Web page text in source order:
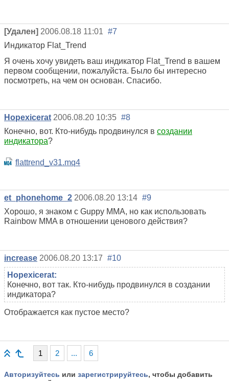
[Удален] 2006.08.18 11:01 #7
Индикатор Flat_Trend
Я очень хочу увидеть ваш индикатор Flat_Trend в вашем
первом сообщении, пожалуйста. Было бы интересно
посмотреть, на чем он основан. Спасибо.
Hopexicerat 2006.08.20 10:35 #8
Конечно, вот. Кто-нибудь продвинулся в создании
индикатора?
flattrend_v31.mq4
et_phonehome_2 2006.08.20 13:14 #9
Хорошо, я знаком с Guppy MMA, но как использовать
Rainbow MMA в отношении ценового действия?
increase 2006.08.20 13:17 #10
Hopexicerat:
Конечно, вот так. Кто-нибудь продвинулся в создании
индикатора?
Отображается как пустое место?
1 2 ... 6
Авторизуйтесь или зарегистрируйтесь, чтобы добавить